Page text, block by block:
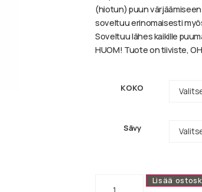
(hiotun) puun
soveltuu erinomaisesti
Soveltuu lähes kaikille
HUOM! Tuote on tiiviste,
KOKO
Sävy
Lisää